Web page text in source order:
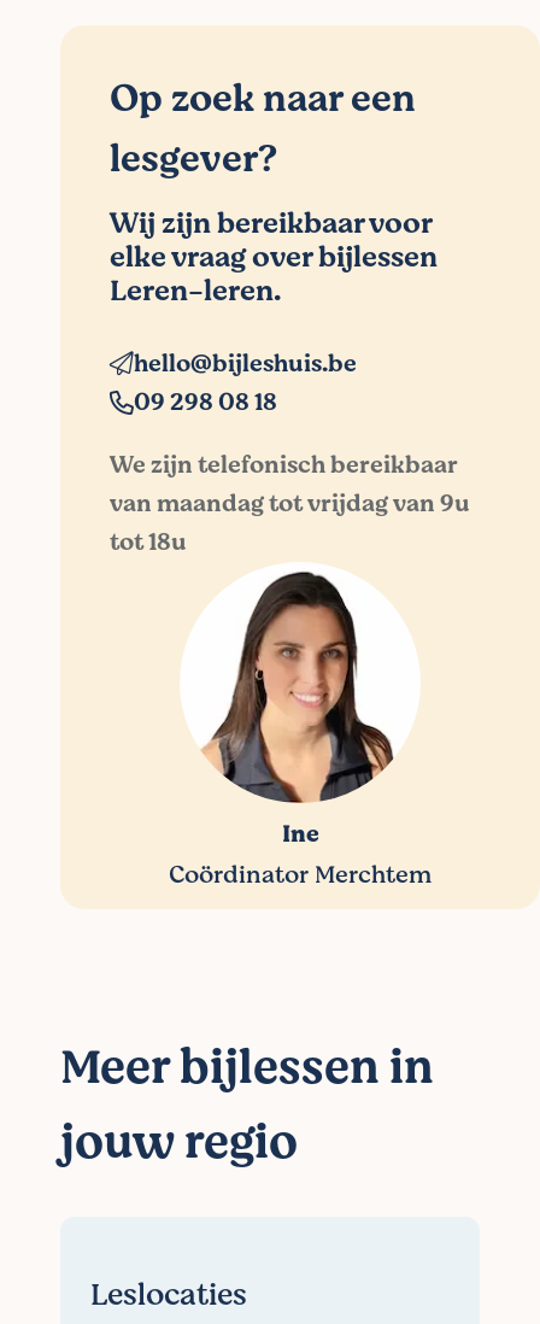
Op zoek naar een
lesgever?
Wij zijn bereikbaar voor
elke vraag over bijlessen
Leren-leren.
hello@bijleshuis.be
09 298 08 18
We zijn telefonisch bereikbaar
van maandag tot vrijdag van 9u
tot 18u
Ine
Coördinator Merchtem
Meer bijlessen in
jouw regio
Leslocaties